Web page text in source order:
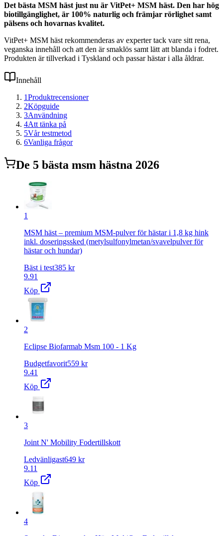
Det bästa MSM häst just nu är VitPet+ MSM häst. Den har hög
biotillgänglighet, är 100% naturlig och främjar rörlighet samt
pälsens och hovarnas kvalitet.
VitPet+ MSM häst rekommenderas av experter tack vare sitt rena,
veganska innehåll och att den är smaklös samt lätt att blanda i fodret.
Produkten är tillverkad i Tyskland och passar hästar i alla åldrar.
Innehåll
1Produktrecensioner
2Köpguide
3Användning
4Att tänka på
5Vår testmetod
6Vanliga frågor
De 5 bästa msm hästna 2026
1
MSM häst – premium MSM-pulver för hästar i 1,8 kg hink
inkl. doseringssked (metylsulfonylmetan/svavelpulver för
hästar och hundar)
Bäst i test385 kr
9.91
Köp
2
Eclipse Biofarmab Msm 100 - 1 Kg
Budgetfavorit559 kr
9.41
Köp
3
Joint N' Mobility Fodertillskott
Ledvänligast649 kr
9.11
Köp
4